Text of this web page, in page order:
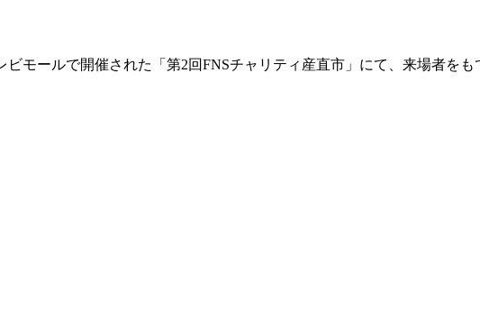
モールで開催された「第2回FNSチャリティ産直市」にて、来場者をも